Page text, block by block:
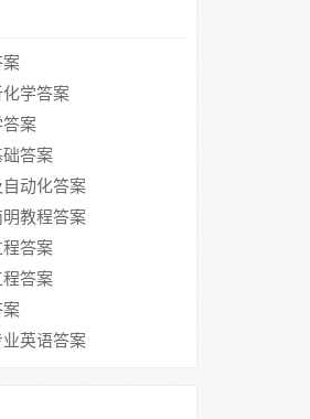
学答案
案
答案
动化答案
教程答案
答案
答案
英语答案